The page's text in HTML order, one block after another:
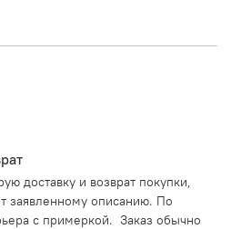
доставку и возврат покупки,
заявленному описанию. По
с примеркой. Заказ обычно